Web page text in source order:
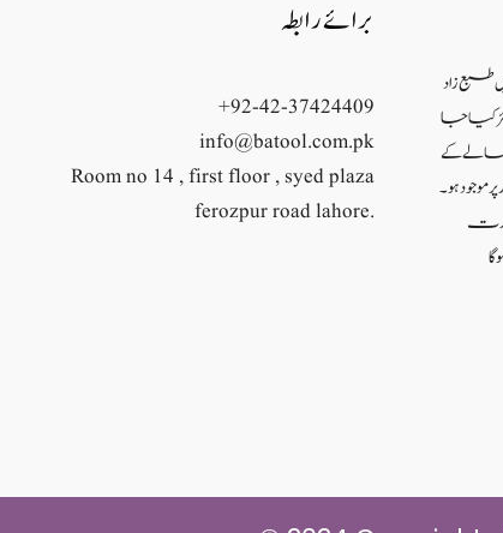
برائے رابطہ
+92-42-37424409
info@batool.com.pk
Room no 14 , first floor , syed plaza
ferozpur road lahore.
طبع زاد
کیا جا
کے
موجود ہو۔
صورت